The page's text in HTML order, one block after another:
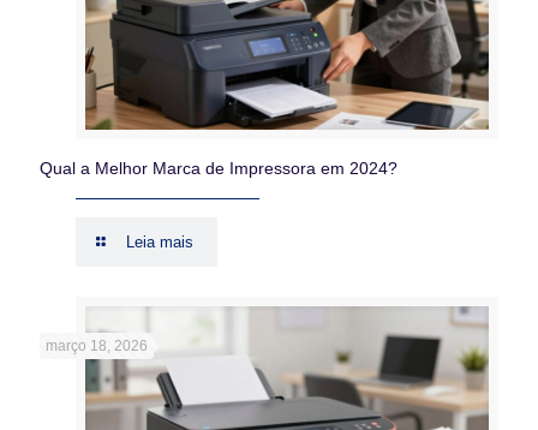
Qual a Melhor Marca de Impressora em 2024?
Leia mais
março 18, 2026